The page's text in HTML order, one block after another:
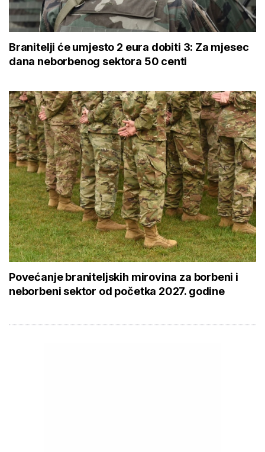
Branitelji će umjesto 2 eura dobiti 3: Za mjesec
dana neborbenog sektora 50 centi
Povećanje braniteljskih mirovina za borbeni i
neborbeni sektor od početka 2027. godine